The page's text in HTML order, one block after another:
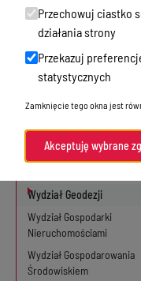
Rady i Zarządu Powiatu
Wieloosobowe stanowisko
Wydział Bezpieczeństwa i
Kryzysowego
Inspektor Ochrony Danych
Powiatowy Rzecznik
Wydział Budownictwa i
Wydział Geodezji
Wydział Gospodarki
Nieruchomościami
Wydział Gospodarowania
Środowiskiem
Przechowuj ciastko
działania strony
Przekazuj
statystycznych
Zamknięcie tego okna jest
Akceptuję wybrane